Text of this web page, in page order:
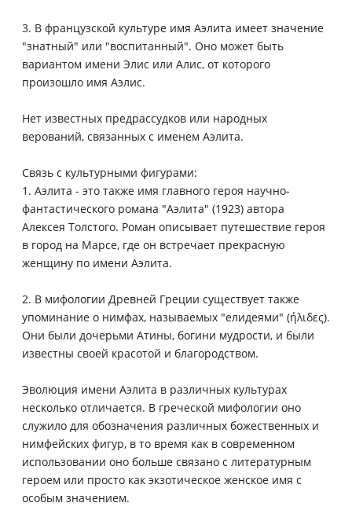
3. В французской культуре имя Аэлита имеет значение
"знатный" или "воспитанный". Оно может быть
вариантом имени Элис или Алис, от которого
произошло имя Аэлис.
Нет известных предрассудков или народных
верований, связанных с именем Аэлита.
Связь с культурными фигурами:
1. Аэлита - это также имя главного героя научно-
фантастического романа "Аэлита" (1923) автора
Алексея Толстого. Роман описывает путешествие героя
в город на Марсе, где он встречает прекрасную
женщину по имени Аэлита.
2. В мифологии Древней Греции существует также
упоминание о нимфах, называемых "елидеями" (ήλιδες).
Они были дочерьми Атины, богини мудрости, и были
известны своей красотой и благородством.
Эволюция имени Аэлита в различных культурах
несколько отличается. В греческой мифологии оно
служило для обозначения различных божественных и
нимфейских фигур, в то время как в современном
использовании оно больше связано с литературным
героем или просто как экзотическое женское имя с
особым значением.